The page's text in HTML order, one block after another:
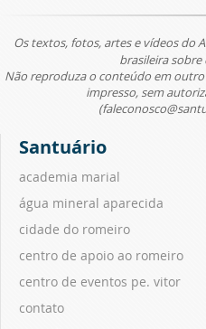
Os textos, fotos, artes e vídeos do
brasileira
Não reproduza o conteúdo em
impresso, sem
Santuário
academia marial
água mineral aparecida
cidade do romeiro
centro de apoio ao romeiro
centro de eventos pe. vitor
contato